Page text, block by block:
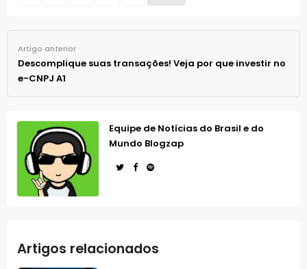
Artigo anterior
Descomplique suas transações! Veja por que investir no
e-CNPJ A1
Equipe de Notícias do Brasil e do
Mundo Blogzap
Artigos relacionados